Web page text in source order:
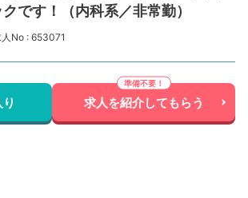
です！（内科系／非常勤）
No : 653071
求人を紹介してもらう